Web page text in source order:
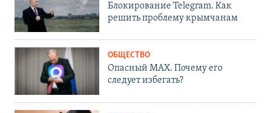
Блокирование Telegram. Как
решить проблему крымчанам
ОБЩЕСТВО
Опасный MAX. Почему его
следует избегать?